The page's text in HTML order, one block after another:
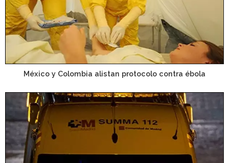
México y Colombia alistan protocolo contra ébola